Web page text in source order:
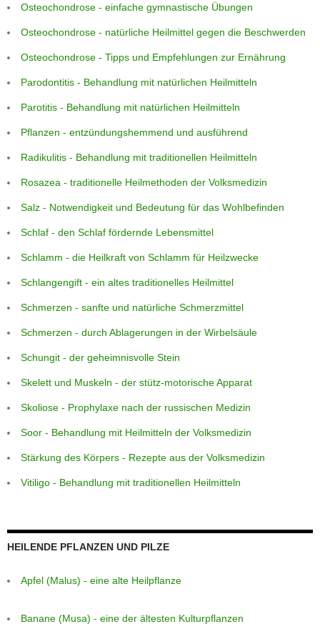
Osteochondrose - einfache gymnastische Übungen
Osteochondrose - natürliche Heilmittel gegen die Beschwerden
Osteochondrose - Tipps und Empfehlungen zur Ernährung
Parodontitis - Behandlung mit natürlichen Heilmitteln
Parotitis - Behandlung mit natürlichen Heilmitteln
Pflanzen - entzündungshemmend und ausführend
Radikulitis - Behandlung mit traditionellen Heilmitteln
Rosazea - traditionelle Heilmethoden der Volksmedizin
Salz - Notwendigkeit und Bedeutung für das Wohlbefinden
Schlaf - den Schlaf fördernde Lebensmittel
Schlamm - die Heilkraft von Schlamm für Heilzwecke
Schlangengift - ein altes traditionelles Heilmittel
Schmerzen - sanfte und natürliche Schmerzmittel
Schmerzen - durch Ablagerungen in der Wirbelsäule
Schungit - der geheimnisvolle Stein
Skelett und Muskeln - der stütz-motorische Apparat
Skoliose - Prophylaxe nach der russischen Medizin
Soor - Behandlung mit Heilmitteln der Volksmedizin
Stärkung des Körpers - Rezepte aus der Volksmedizin
Vitiligo - Behandlung mit traditionellen Heilmitteln
HEILENDE PFLANZEN UND PILZE
Apfel (Malus) - eine alte Heilpflanze
Banane (Musa) - eine der ältesten Kulturpflanzen